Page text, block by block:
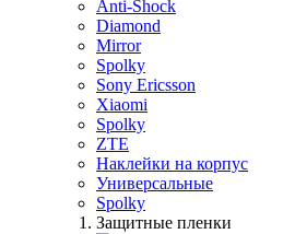
Anti-Shock
Diamond
Mirror
Spolky
Sony Ericsson
Xiaomi
Spolky
ZTE
Наклейки на корпус
Универсальные
Spolky
Защитные пленки